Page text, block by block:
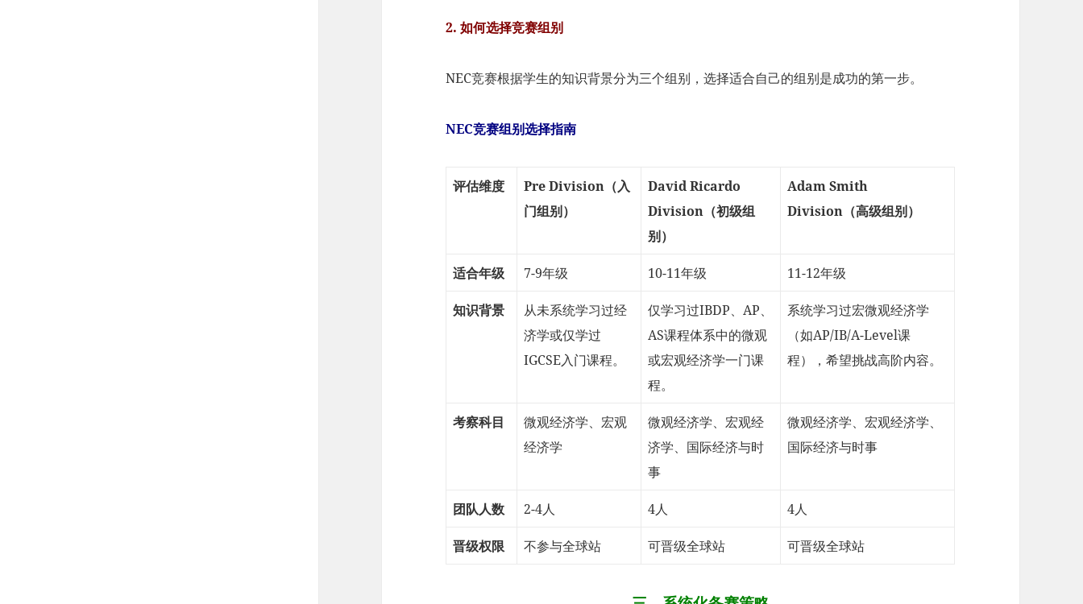
2. 如何选择竞赛组别
NEC竞赛根据学生的知识背景分为三个组别，选择适合自己的组别是成功的第一步。
NEC竞赛组别选择指南
评估维度
Pre Division（入
门组别）
David Ricardo
Division（初级组
别）
Adam Smith
Division（高级组别）
适合年级 7-9年级 10-11年级 11-12年级
知识背景
从未系统学习过经
济学或仅学过
IGCSE入门课程。
仅学习过IBDP、AP、
AS课程体系中的微观
或宏观经济学一门课
程。
系统学习过宏微观经济学
（如AP/IB/A-Level课
程），希望挑战高阶内容。
考察科目
微观经济学、宏观
经济学
微观经济学、宏观经
济学、国际经济与时
事
微观经济学、宏观经济学、
国际经济与时事
团队人数 2-4人 4人 4人
晋级权限 不参与全球站 可晋级全球站 可晋级全球站